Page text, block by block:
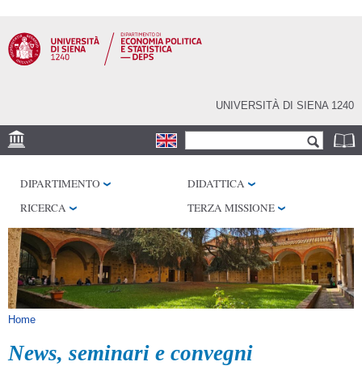
contenuto
principale
UNIVERSITÀ DI SIENA 1240
Form di ricerca
CENTRI DI RICERCA
BIBLIOTECHE
SERVIZI
SEM
DIPARTIMENTO
DIDATTICA
RICERCA
TERZA MISSIONE
Tu sei qui
Home
News, seminari e convegni